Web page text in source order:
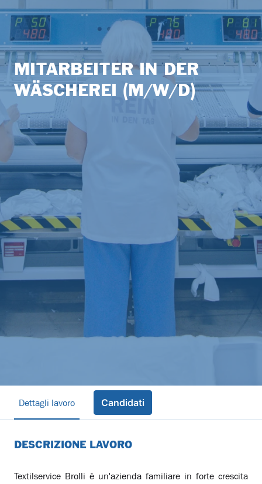
MITARBEITER IN DER
WÄSCHEREI (M/W/D)
Dettagli lavoro Candidati
DESCRIZIONE LAVORO
Textilservice Brolli è un'azienda familiare in forte crescita